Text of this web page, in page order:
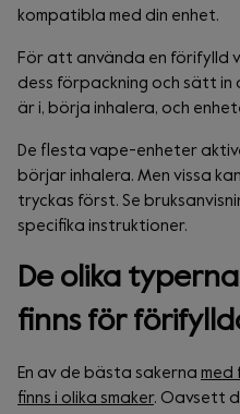
kompatibla med din enhet.
För att använda en förifylld
dess förpackning och sätt in
är i, börja inhalera, och
De flesta vape-enheter
börjar inhalera. Men vissa
tryckas först. Se
specifika instruktioner.
De olika
finns för
En av de bästa sakerna med
finns i olika smaker. Oavsett